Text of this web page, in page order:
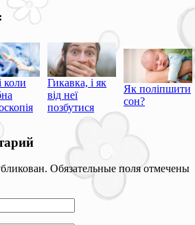
коли
Гикавка, і як
від неї
позбутися
Як поліпшити
сон?
Обязательные поля отмечены